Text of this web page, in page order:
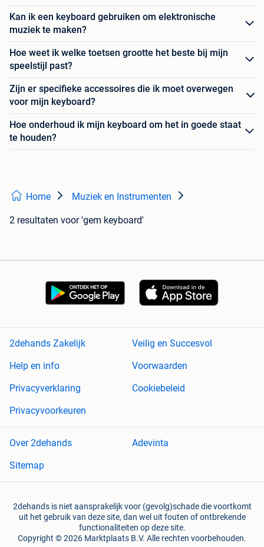
Kan ik een keyboard gebruiken om elektronische
muziek te maken?
Hoe weet ik welke toetsen grootte het beste bij mijn
speelstijl past?
Zijn er specifieke accessoires die ik moet overwegen
voor mijn keyboard?
Hoe onderhoud ik mijn keyboard om het in goede staat
te houden?
Home Muziek en Instrumenten
2 resultaten voor 'gem keyboard'
2dehands Zakelijk
Veilig en Succesvol
Help en info
Voorwaarden
Privacyverklaring
Cookiebeleid
Privacyvoorkeuren
Over 2dehands
Adevinta
Sitemap
2dehands is niet aansprakelijk voor (gevolg)schade die voortkomt
uit het gebruik van deze site, dan wel uit fouten of ontbrekende
functionaliteiten op deze site.
Copyright © 2026 Marktplaats B.V. Alle rechten voorbehouden.